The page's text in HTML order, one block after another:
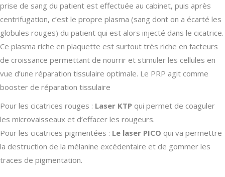
prise de sang du patient est effectuée au cabinet, puis après
centrifugation, c’est le propre plasma (sang dont on a écarté les
globules rouges) du patient qui est alors injecté dans le cicatrice.
Ce plasma riche en plaquette est surtout très riche en facteurs
de croissance permettant de nourrir et stimuler les cellules en
vue d’une réparation tissulaire optimale. Le PRP agit comme
booster de réparation tissulaire
Pour les cicatrices rouges : Laser KTP qui permet de coaguler
les microvaisseaux et d’effacer les rougeurs.
Pour les cicatrices pigmentées : Le laser PICO qui va permettre
la destruction de la mélanine excédentaire et de gommer les
traces de pigmentation.